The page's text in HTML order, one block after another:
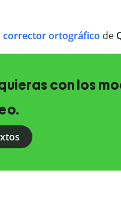
corrector ortográfico de
con los